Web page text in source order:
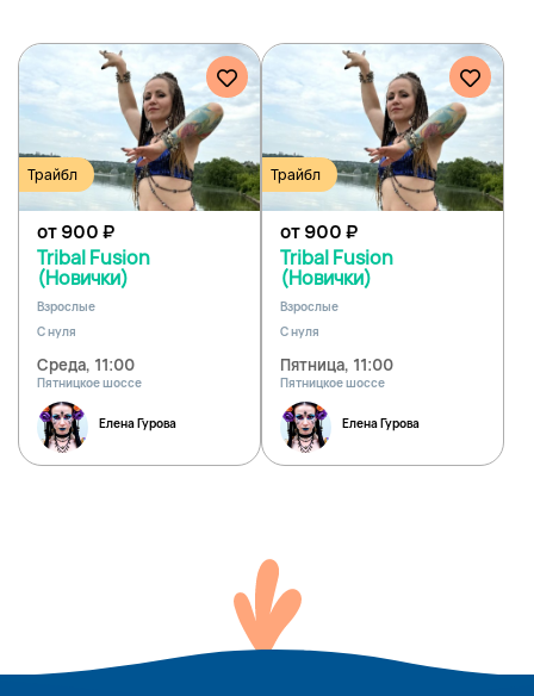
Трайбл
от 900₽
Tribal Fusion
(Новички)
Взрослые
С нуля
Среда, 11:00
Пятницкое шоссе
Елена Гурова
Трайбл
от 900₽
Tribal Fusion
(Новички)
Взрослые
С нуля
Пятница, 11:00
Пятницкое шоссе
Елена Гурова